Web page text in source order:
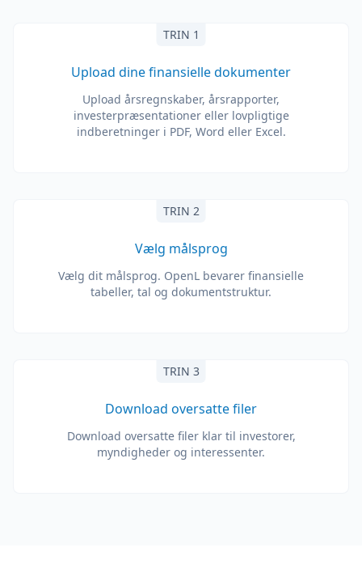
TRIN 1
Upload dine finansielle dokumenter
Upload årsregnskaber, årsrapporter,
investerpræsentationer eller lovpligtige
indberetninger i PDF, Word eller Excel.
TRIN 2
Vælg målsprog
Vælg dit målsprog. OpenL bevarer finansielle
tabeller, tal og dokumentstruktur.
TRIN 3
Download oversatte filer
Download oversatte filer klar til investorer,
myndigheder og interessenter.